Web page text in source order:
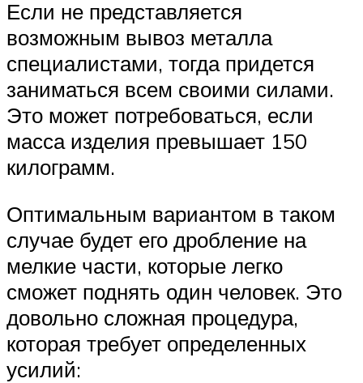
Если не представляется
возможным вывоз металла
специалистами, тогда придется
заниматься всем своими силами.
Это может потребоваться, если
масса изделия превышает 150
килограмм.
Оптимальным вариантом в таком
случае будет его дробление на
мелкие части, которые легко
сможет поднять один человек. Это
довольно сложная процедура,
которая требует определенных
усилий: